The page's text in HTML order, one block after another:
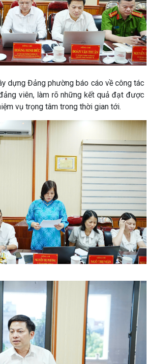
dựng Đảng phường báo cáo về công tác
viên, làm rõ những kết quả đạt được
vụ trọng tâm trong thời gian tới.